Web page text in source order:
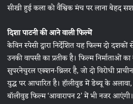
सीखी हुई कला को वैश्विक मंच पर लाना बेहद
दिशा पाटनी की आने वाली फिल्में
केविन स्पेसी द्वारा निर्देशित यह फिल्म दो
उनकी वापसी का प्रतीक है। फिल्म निर्माताओं
सुपरनेचुरल एक्शन-थ्रिलर है, जो दो विरोधी
युद्ध पर आधारित है। हॉलीवुड में डेब्यू के
बॉलीवुड फिल्म ‘आवारापन 2’ में भी नजर आएंगी।